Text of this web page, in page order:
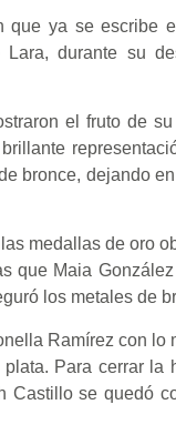
que ya se escribe
durante su
el fruto de
bronce, dejando
medallas de oro
que Maia
los metales de
Ramírez con lo
Para cerrar la
Castillo se quedó